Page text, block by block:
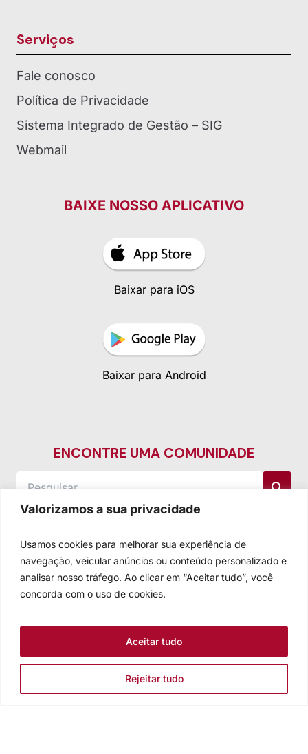
Valorizamos a sua privacidade
Usamos cookies para melhorar sua experiência de
navegação, veicular anúncios ou conteúdo personalizado e
analisar nosso tráfego. Ao clicar em “Aceitar tudo”, você
concorda com o uso de cookies.
Rejeitar tudo
Aceitar tudo
Serviços
Fale conosco
Política de Privacidade
Sistema Integrado de Gestão – SIG
Webmail
BAIXE NOSSO APLICATIVO
Baixar para iOS
Baixar para Android
ENCONTRE UMA COMUNIDADE